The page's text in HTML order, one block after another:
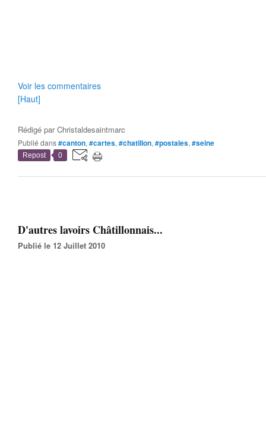
Voir les commentaires
[Haut]
Rédigé parChristaldesaintmarc
Publié dans#canton, #cartes, #chatillon, #postales, #seine
Repost 0
D'autres lavoirs Châtillonnais...
Publié le 12 Juillet 2010